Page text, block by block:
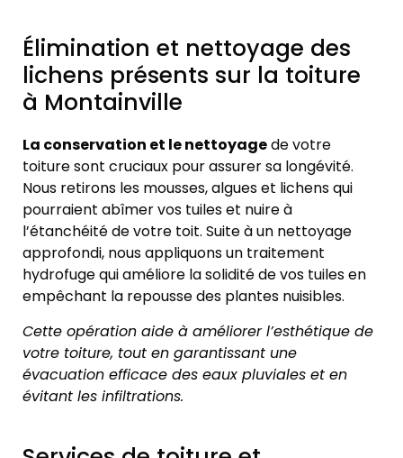
Élimination et nettoyage des
lichens présents sur la toiture
à Montainville
La conservation et le nettoyagede votre
toiture sont cruciaux pour assurer sa longévité.
Nous retirons les mousses, algues et lichens qui
pourraient abîmer vos tuiles et nuire à
l’étanchéité de votre toit. Suite à un nettoyage
approfondi, nous appliquons un traitement
hydrofuge qui améliore la solidité de vos tuiles en
empêchant la repousse des plantes nuisibles.
Cette opération aide à améliorer l’esthétique de
votre toiture, tout en garantissant une
évacuation efficace des eaux pluviales et en
évitant les infiltrations.